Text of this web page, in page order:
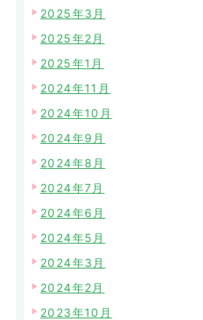
2025年3月
2025年2月
2025年1月
2024年11月
2024年10月
2024年9月
2024年8月
2024年7月
2024年6月
2024年5月
2024年3月
2024年2月
2023年10月